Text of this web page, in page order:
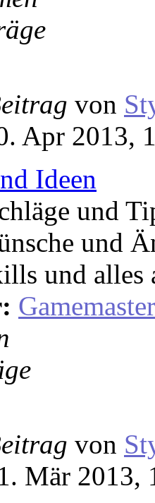
von
Apr 2013,
Ideen
und
und
und
Gamemaster
von
Mär 2013,